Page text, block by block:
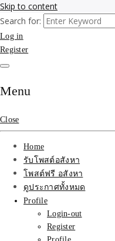
Skip to content
รับจ้างโพส
ติดAI SEO
รับจ้างทำโ
บ้านที่ดิน ร
ที่สุด บริการ
โฆษณารับ
งาน บริํษัท
บ้าน คุณภา
รับจ้างโพสขายบ้าน ที่ดิน ไม่มีค่
แรก บริการโพสต์ โปรโมท รับจ้
สอสังหา ติดหน้าแรกกูเกิ้ล ทีมง
Search for:
Log in
Register
Menu
Close
Home
รับโพสต์อสังหา
โพสต์ฟรี อสังหา
ดูประกาศทั้งหมด
Profile
Login-out
Register